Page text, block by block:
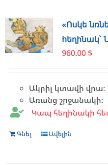
«Ոսկե
հեղինակ՝
960.00 $
Ակրիլ կտավի վրա։
Առանց շրջանակի։
Կապ հեղինակի
Գնել Ավելին